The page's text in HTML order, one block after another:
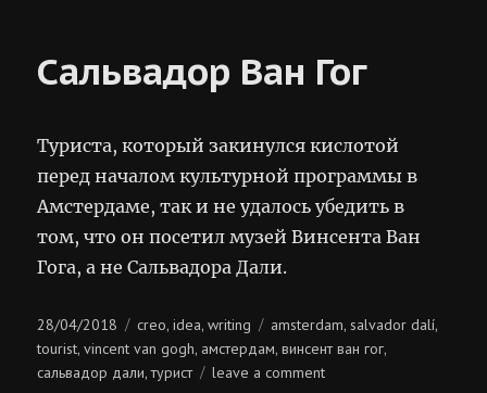
Сальвадор Ван Гог
Туриста, который закинулся кислотой
перед началом культурной программы в
Амстердаме, так и не удалось убедить в
том, что он посетил музей Винсента Ван
Гога, а не Сальвадора Дали.
Posted
on
28/04/2018 Categories
creo,idea,writing Tags
amsterdam, salvador dalí,
tourist,vincent van gogh, амстердам,винсент ван гог,
сальвадор дали,турист leave a commenton